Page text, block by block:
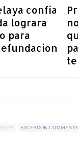
confia
lograra
para
FACEBOOK COMMENTS